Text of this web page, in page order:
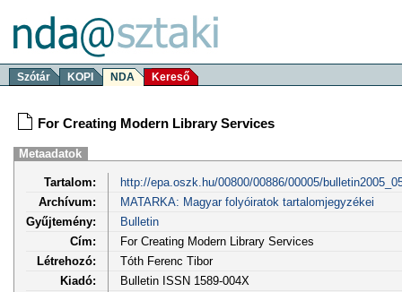
Szótár KOPI NDA Kereső
For Creating Modern Library Services
Metaadatok
Tartalom:
http://epa.oszk.hu/00800/00886/00005/
Archívum:
MATARKA: Magyar folyóiratok tartalomjegyzékei
Gyűjtemény:
Bulletin
Cím:
For Creating Modern Library Services
Létrehozó:
Tóth Ferenc Tibor
Kiadó:
Bulletin ISSN 1589-004X